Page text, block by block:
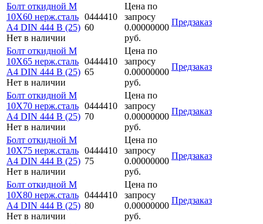
Болт откидной M
10Х60 нерж.сталь
A4 DIN 444 B (25)
Нет в наличии
0444410
60
Цена по
запросу
0.00000000
руб.
Предзаказ
Болт откидной M
10Х65 нерж.сталь
A4 DIN 444 B (25)
Нет в наличии
0444410
65
Цена по
запросу
0.00000000
руб.
Предзаказ
Болт откидной M
10Х70 нерж.сталь
A4 DIN 444 B (25)
Нет в наличии
0444410
70
Цена по
запросу
0.00000000
руб.
Предзаказ
Болт откидной M
10Х75 нерж.сталь
A4 DIN 444 B (25)
Нет в наличии
0444410
75
Цена по
запросу
0.00000000
руб.
Предзаказ
Болт откидной M
10Х80 нерж.сталь
A4 DIN 444 B (25)
Нет в наличии
0444410
80
Цена по
запросу
0.00000000
руб.
Предзаказ